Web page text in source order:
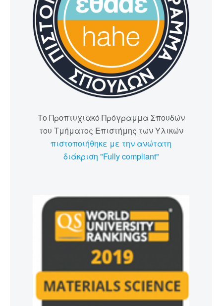
Το Προπτυχιακό Πρόγραμμα Σπουδών
του Τμήματος Επιστήμης των Υλικών
πιστοποιήθηκε με την ανώτατη
διάκριση "Fully compliant"